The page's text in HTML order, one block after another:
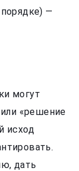
—
могут
«решение
исход
дать